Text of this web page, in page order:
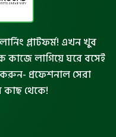
প্লাটফর্ম! এখন খুব
কাজে লাগিয়ে ঘরে বসেই
প্রফেশনাল সেরা
কাছ থেকে!